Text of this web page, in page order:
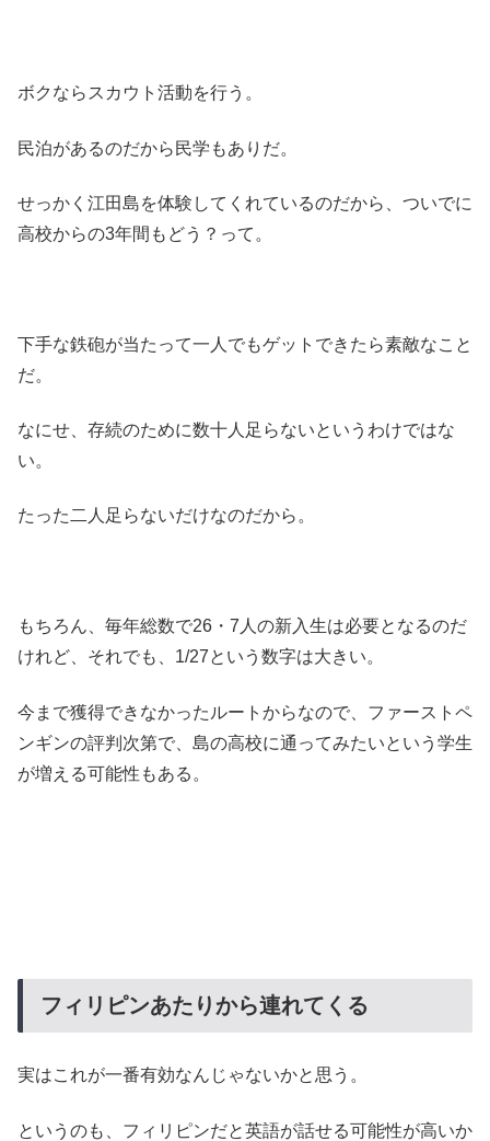
ボクならスカウト活動を行う。
民泊があるのだから民学もありだ。
せっかく江田島を体験してくれているのだから、ついでに
高校からの3年間もどう？って。
下手な鉄砲が当たって一人でもゲットできたら素敵なこと
だ。
なにせ、存続のために数十人足らないというわけではな
い。
たった二人足らないだけなのだから。
もちろん、毎年総数で26・7人の新入生は必要となるのだ
けれど、それでも、1/27という数字は大きい。
今まで獲得できなかったルートからなので、ファーストペ
ンギンの評判次第で、島の高校に通ってみたいという学生
が増える可能性もある。
フィリピンあたりから連れてくる
実はこれが一番有効なんじゃないかと思う。
というのも、フィリピンだと英語が話せる可能性が高いか